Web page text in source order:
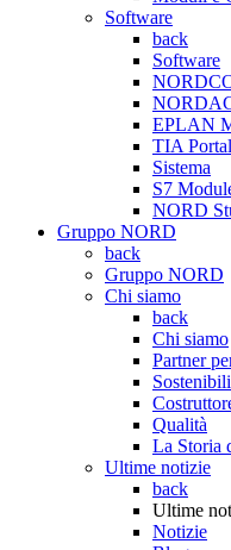
Software
back
Software
EPLAN
TIA Portal
Sistema
S7
NORD
Gruppo NORD
back
Gruppo NORD
Chi siamo
back
Chi siamo
Partner
Qualità
La Storia
Ultime notizie
back
Ultime
Notizie